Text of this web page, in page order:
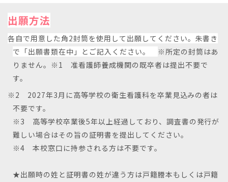
出願方法
各自で用意した角2封筒を使用して出願してください。朱書き
で「出願書類在中」とご記入ください。
※所定の封筒はあ
りません。 ※1 准看護師養成機関の既卒者は提出不要で
す。
※2 2027年3月に高等学校の衛生看護科を卒業見込みの者は
不要です。
※3 高等学校卒業後5年以上経過しており、調査書の発行が
難しい場合はその旨の証明書を提出してください。
※4 本校窓口に持参される方は不要です。
★出願時の姓と証明書の姓が違う方は戸籍謄本もしくは戸籍